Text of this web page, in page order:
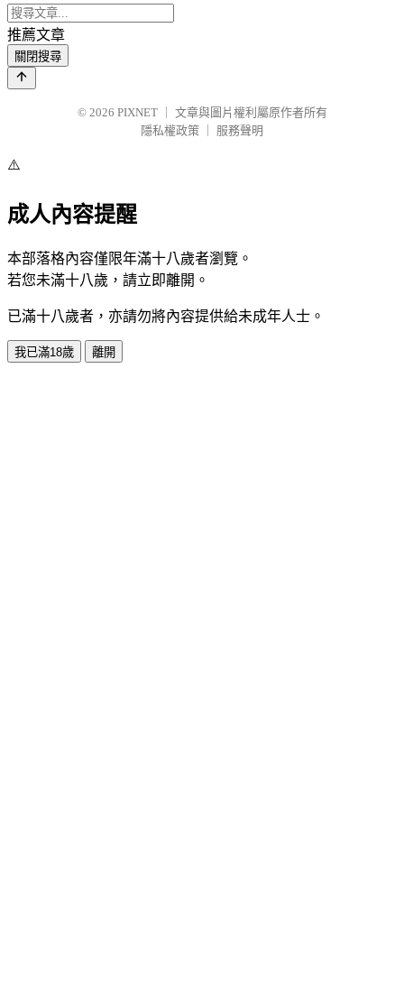
推薦文章
關閉搜尋
© 2026 PIXNET
文章與圖片權利屬原作者所有
隱私權政策
服務聲明
⚠️
成人內容提醒
本部落格內容僅限年滿十八歲者瀏覽。
若您未滿十八歲，請立即離開。
已滿十八歲者，亦請勿將內容提供給未成年人士。
我已滿18歲 離開